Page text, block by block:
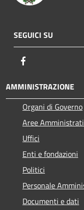
SEGUICI SU
AMMINISTRAZIONE
Organi di Governo
Aree
Uffici
Enti e fondazioni
Politici
Personale
Documenti e dati